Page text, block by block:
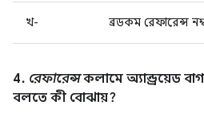
খ- ব্রডকম রেফারেন্স
4. রেফারেন্সকলামে অ্যান্ড্রয়েড
বলতে কী বোঝায়?